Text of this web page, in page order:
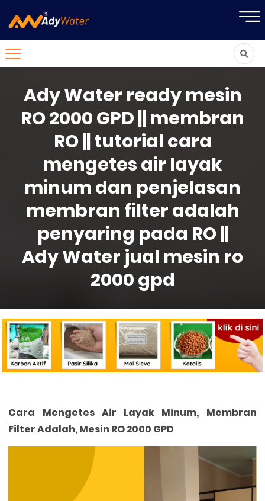
Ady Water ready mesin
RO 2000 GPD || membran
RO || tutorial cara
mengetes air layak
minum dan penjelasan
membran filter adalah
penyaring pada RO ||
Ady Water jual mesin ro
2000 gpd
Cara Mengetes Air Layak Minum, Membran
Filter Adalah, Mesin RO 2000 GPD